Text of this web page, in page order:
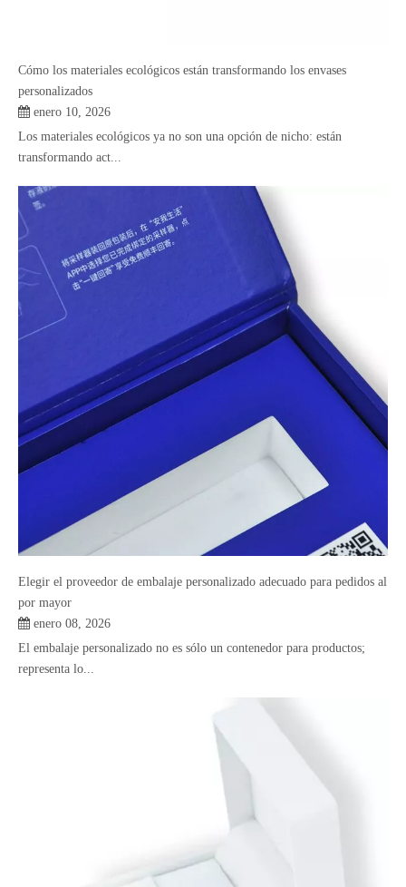
Cómo los materiales ecológicos están transformando los envases
personalizados
enero 10, 2026
Los materiales ecológicos ya no son una opción de nicho: están
transformando act...
Elegir el proveedor de embalaje personalizado adecuado para pedidos al
por mayor
enero 08, 2026
El embalaje personalizado no es sólo un contenedor para productos;
representa lo...